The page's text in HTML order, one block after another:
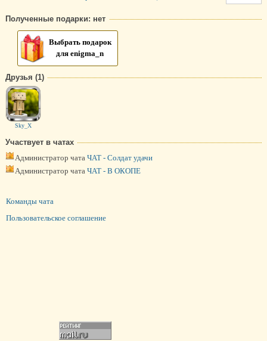
Полученные подарки: нет
Выбрать подарок
для enigma_n
Друзья (1)
Sky_X
Участвует в чатах
Администратор чата ЧАТ - Солдат удачи
Администратор чата ЧАТ - В ОКОПЕ
Команды чата
Пользовательское соглашение